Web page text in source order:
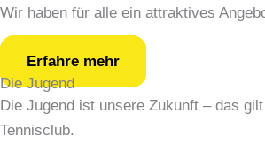
Wir haben für alle ein attraktives
Erfahre mehr
Die Jugend
Die Jugend ist unsere Zukunft – das
Tennisclub.